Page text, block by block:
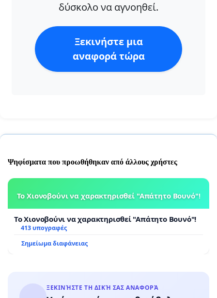
δύσκολο να αγνοηθεί.
Ξεκινήστε μια
αναφορά τώρα
Ψηφίσματα που προωθήθηκαν από άλλους χρήστες
Το Χιονοβούνι να χαρακτηρισθεί "Απάτητο Βουνό"!
Το Χιονοβούνι να χαρακτηρισθεί "Απάτητο Βουνό"!
413 υπογραφές
Σημείωμα διαφάνειας
ΞΕΚΙΝΉΣΤΕ ΤΗ ΔΙΚΉ ΣΑΣ ΑΝΑΦΟΡΆ